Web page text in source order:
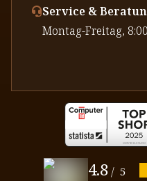
Service &
⁠Montag-Freitag,
4.8 / 5